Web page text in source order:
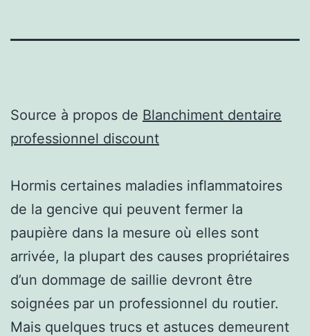
Source à propos de Blanchiment dentaire
professionnel discount
Hormis certaines maladies inflammatoires
de la gencive qui peuvent fermer la
paupière dans la mesure où elles sont
arrivée, la plupart des causes propriétaires
d’un dommage de saillie devront être
soignées par un professionnel du routier.
Mais quelques trucs et astuces demeurent